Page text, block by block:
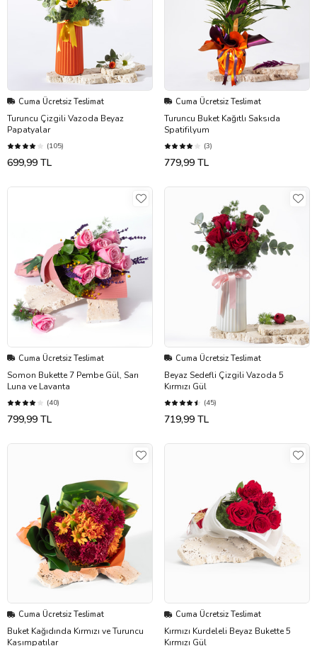
Cuma Ücretsiz Teslimat
Turuncu Çizgili Vazoda Beyaz
Papatyalar
(105)
699,99 TL
Cuma Ücretsiz Teslimat
Turuncu Buket Kağıtlı Saksıda
Spatifilyum
(3)
779,99 TL
Cuma Ücretsiz Teslimat
Somon Bukette 7 Pembe Gül, Sarı
Luna ve Lavanta
(40)
799,99 TL
Cuma Ücretsiz Teslimat
Beyaz Sedefli Çizgili Vazoda 5
Kırmızı Gül
(45)
719,99 TL
Cuma Ücretsiz Teslimat
Buket Kağıdında Kırmızı ve Turuncu
Kasımpatılar
Cuma Ücretsiz Teslimat
Kırmızı Kurdeleli Beyaz Bukette 5
Kırmızı Gül